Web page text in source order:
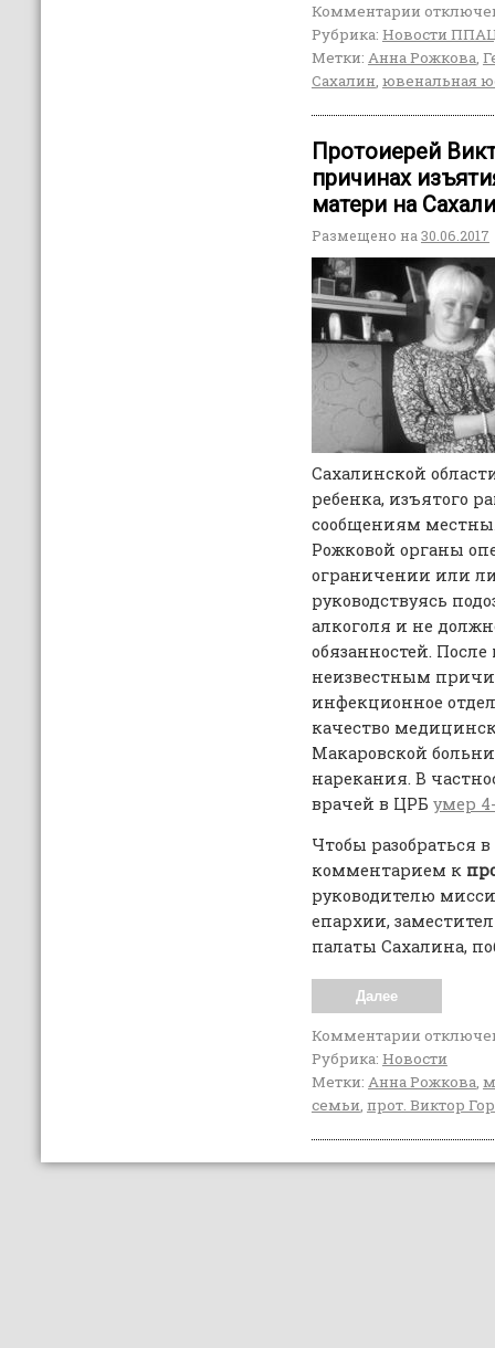
Комментарии
Рубрика: Новости
Метки: Анна Рожкова,
Сахалин, ювенальная
Протоиерей
причинах
матери на
Размещено на30.06.2017
Сахалинской
ребенка, изъятого
сообщениям
Рожковой органы
ограничении или
руководствуясь
алкоголя и не
обязанностей.
неизвестным
инфекционное
качество
Макаровской
нарекания. В
врачей в ЦРБ умер
Чтобы разобраться
комментарием к
руководителю
епархии,
палаты Сахалина,
Далее
Комментарии
Рубрика: Новости
Метки: Анна Рожкова,
семьи, прот. Виктор